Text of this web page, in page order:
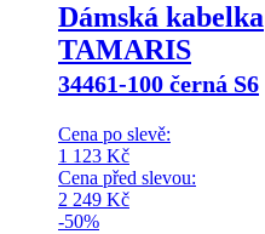
Dámská kabelka
TAMARIS
34461-100 černá S6
Cena po slevě:
1 123 Kč
Cena před slevou:
2 249 Kč
-50%